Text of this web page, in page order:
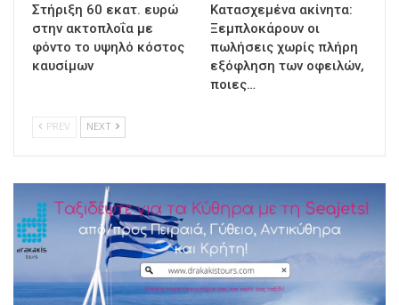
Στήριξη 60 εκατ. ευρώ
στην ακτοπλοΐα με
φόντο το υψηλό κόστος
καυσίμων
Κατασχεμένα ακίνητα:
Ξεμπλοκάρουν οι
πωλήσεις χωρίς πλήρη
εξόφληση των οφειλών,
ποιες…
PREV NEXT